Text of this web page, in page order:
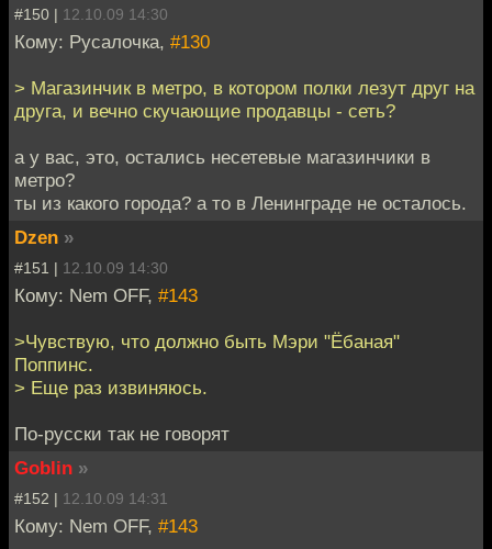
#150 | 12.10.09 14:30
Кому: Русалочка, #130
> Магазинчик в метро, в котором полки лезут друг на
друга, и вечно скучающие продавцы - сеть?
а у вас, это, остались несетевые магазинчики в
метро?
ты из какого города? а то в Ленинграде не осталось.
Dzen »
#151 | 12.10.09 14:30
Кому: Nem OFF, #143
>Чувствую, что должно быть Мэри "Ёбаная"
Поппинс.
> Еще раз извиняюсь.
По-русски так не говорят
Goblin »
#152 | 12.10.09 14:31
Кому: Nem OFF, #143